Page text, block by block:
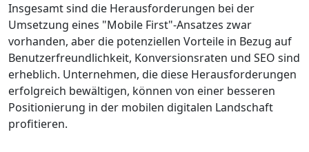
Insgesamt sind die Herausforderungen bei der
Umsetzung eines "Mobile First"-Ansatzes zwar
vorhanden, aber die potenziellen Vorteile in Bezug auf
Benutzerfreundlichkeit, Konversionsraten und SEO sind
erheblich. Unternehmen, die diese Herausforderungen
erfolgreich bewältigen, können von einer besseren
Positionierung in der mobilen digitalen Landschaft
profitieren.